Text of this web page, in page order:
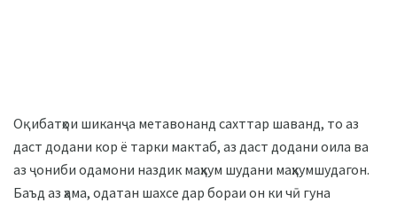
Оқибатҳои шиканҷа метавонанд сахттар шаванд, то аз
даст додани кор ё тарки мактаб, аз даст додани оила ва
аз ҷониби одамони наздик маҳкум шудани маҳкумшудагон.
Баъд аз ҳама, одатан шахсе дар бораи он ки чӣ гуна